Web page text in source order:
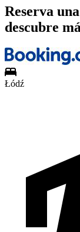
Reserva
descubre
Łódź